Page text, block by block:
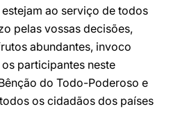
ao serviço de todos
pelas vossas decisões,
abundantes, invoco
participantes neste
do Todo-Poderoso e
os cidadãos dos países